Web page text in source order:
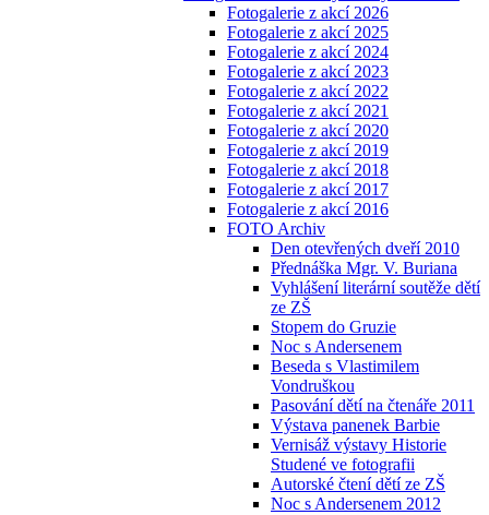
Fotogalerie z akcí 2026
Fotogalerie z akcí 2025
Fotogalerie z akcí 2024
Fotogalerie z akcí 2023
Fotogalerie z akcí 2022
Fotogalerie z akcí 2021
Fotogalerie z akcí 2020
Fotogalerie z akcí 2019
Fotogalerie z akcí 2018
Fotogalerie z akcí 2017
Fotogalerie z akcí 2016
FOTO Archiv
Den otevřených dveří 2010
Přednáška Mgr. V. Buriana
Vyhlášení literární soutěže dětí
ze ZŠ
Stopem do Gruzie
Noc s Andersenem
Beseda s Vlastimilem
Vondruškou
Pasování dětí na čtenáře 2011
Výstava panenek Barbie
Vernisáž výstavy Historie
Studené ve fotografii
Autorské čtení dětí ze ZŠ
Noc s Andersenem 2012